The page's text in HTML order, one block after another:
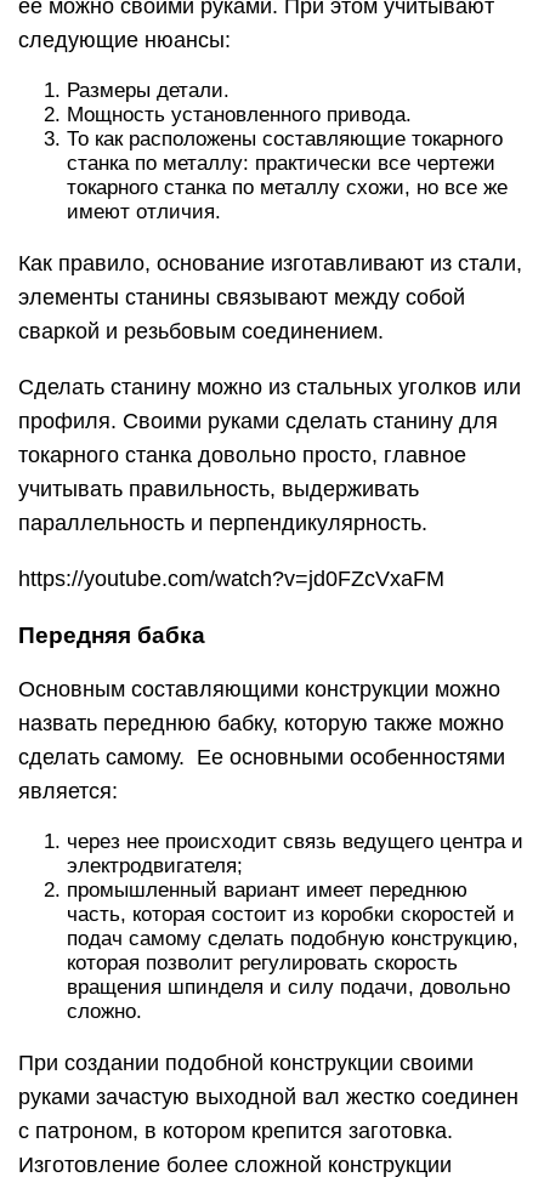
ее можно своими руками. При этом учитывают
следующие нюансы:
Размеры детали.
Мощность установленного привода.
То как расположены составляющие токарного
станка по металлу: практически все чертежи
токарного станка по металлу схожи, но все же
имеют отличия.
Как правило, основание изготавливают из стали,
элементы станины связывают между собой
сваркой и резьбовым соединением.
Сделать станину можно из стальных уголков или
профиля. Своими руками сделать станину для
токарного станка довольно просто, главное
учитывать правильность, выдерживать
параллельность и перпендикулярность.
https://youtube.com/watch?v=jd0FZcVxaFM
Передняя бабка
Основным составляющими конструкции можно
назвать переднюю бабку, которую также можно
сделать самому. Ее основными особенностями
является:
через нее происходит связь ведущего центра и
электродвигателя;
промышленный вариант имеет переднюю
часть, которая состоит из коробки скоростей и
подач самому сделать подобную конструкцию,
которая позволит регулировать скорость
вращения шпинделя и силу подачи, довольно
сложно.
При создании подобной конструкции своими
руками зачастую выходной вал жестко соединен
с патроном, в котором крепится заготовка.
Изготовление более сложной конструкции